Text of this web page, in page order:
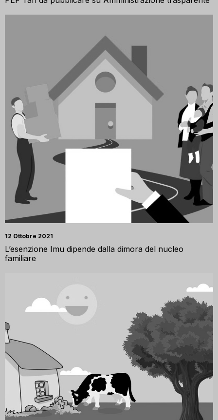
12 Ottobre 2021
L’esenzione Imu dipende dalla dimora del nucleo
familiare